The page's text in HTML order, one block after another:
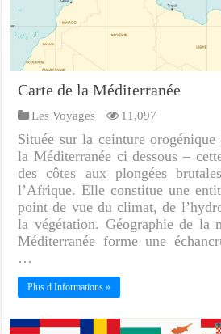
Carte de la Méditerranée
Les Voyages 11,097
Située sur la ceinture
la Méditerranée ci dessous –
des côtes aux plongées
l’Afrique. Elle constitue une
point de vue du climat, de
la végétation. Géographie de la
Méditerranée forme une
…
Plus d Informations »